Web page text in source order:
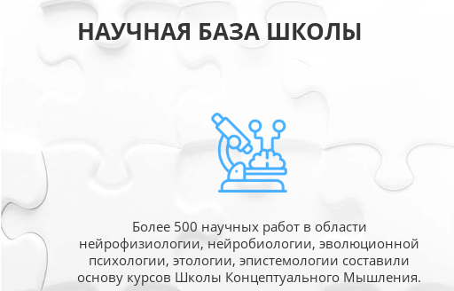
НАУЧНАЯ БАЗА ШКОЛЫ
Более 500 научных работ в области
нейрофизиологии, нейробиологии, эволюционной
психологии, этологии, эпистемологии составили
основу курсов Школы Концептуального Мышления.